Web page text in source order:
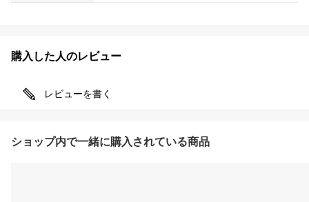
購入した人のレビュー
レビューを書く
ショップ内で一緒に購入されている商品